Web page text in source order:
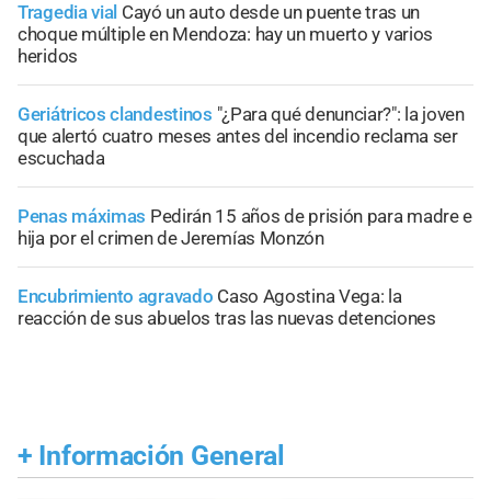
Tragedia vial Cayó un auto desde un puente tras un
choque múltiple en Mendoza: hay un muerto y varios
heridos
Geriátricos clandestinos "¿Para qué denunciar?": la joven
que alertó cuatro meses antes del incendio reclama ser
escuchada
Penas máximas Pedirán 15 años de prisión para madre e
hija por el crimen de Jeremías Monzón
Encubrimiento agravado Caso Agostina Vega: la
reacción de sus abuelos tras las nuevas detenciones
+ Información General